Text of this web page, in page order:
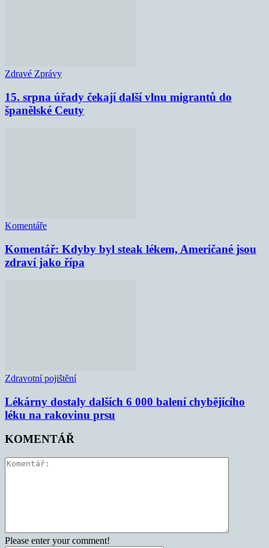
Zdravé Zprávy
15. srpna úřady čekají další vlnu migrantů do
španělské Ceuty
Komentáře
Komentář: Kdyby byl steak lékem, Američané jsou
zdraví jako řípa
Zdravotní pojištění
Lékárny dostaly dalších 6 000 balení chybějícího
léku na rakovinu prsu
KOMENTÁŘ
Please enter your comment!